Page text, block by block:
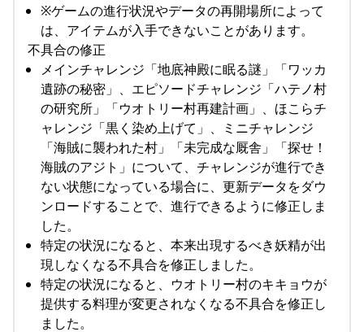
※ゲームの進行状況やデータの再開場所によって
は、アイテムが入手できないことがあります。
不具合の修正
メインチャレンジ「地底神殿に眠る謎」「ワッカ
遺跡の秘密」、エピソードチャレンジ「ハテノ村
の研究所」「ウオトリー村再建計画」、ほこらチ
ャレンジ「黒く染め上げて」、ミニチャレンジ
「海賊に襲われた村」「未完成な厩舎」「探せ！
海賊のアジト」について、チャレンジが進行でき
ない状態になっている場合に、更新データをダウ
ンロードすることで、進行できるように修正しま
した。
特定の状況になると、本来出現するべき妖精が出
現しなくなる不具合を修正しました。
特定の状況になると、ウオトリー村のキキョウが
提供する料理が変更されなくなる不具合を修正し
ました。